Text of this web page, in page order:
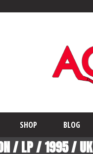
SHOP BLOG
/ LP / 1995 / UK